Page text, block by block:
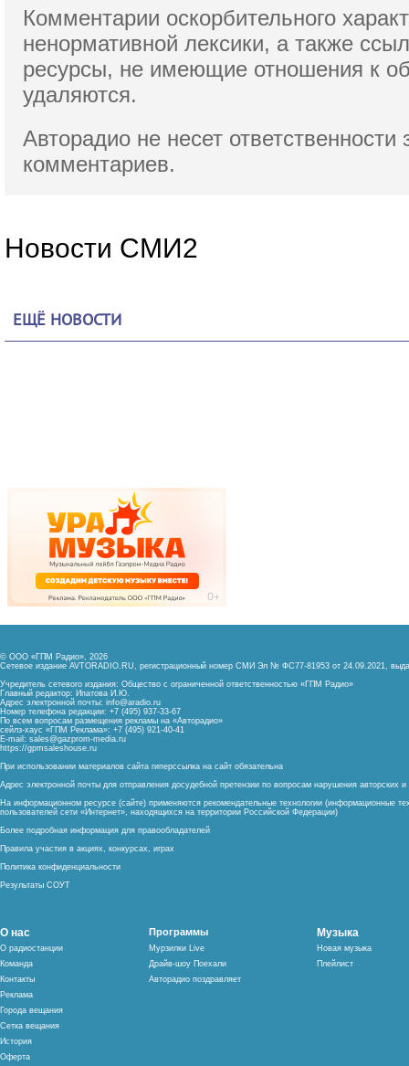
Комментарии оскорбительного
ненормативной лексики, а также
ресурсы, не имеющие отношения к
удаляются.
Авторадио не несет ответственности
комментариев.
Новости СМИ2
ЕЩЁ НОВОСТИ
© ООО «ГПМ Радио», 2026
Сетевое издание AVTORADIO.RU, регистрационный номер СМИ Эл № ФС77-81953 от 24.09.2021,
Учредитель сетевого издания: Общество с ограниченной ответственностью «ГПМ Радио»
Главный редактор: Ипатова И.Ю.
Адрес электронной почты: info@aradio.ru
Номер телефона редакции: +7 (495) 937-33-67
По всем вопросам размещения рекламы на «Авторадио»
сейлз-хаус «ГПМ Реклама»: +7 (495) 921-40-41
E-mail: sales@gazprom-media.ru
https://gpmsaleshouse.ru
При использовании материалов сайта гиперссылка на сайт обязательна
Адрес электронной почты для отправления досудебной претензии по вопросам нарушения авторских
На информационном ресурсе (сайте) применяются рекомендательные технологии (информационные
пользователей сети «Интернет», находящихся на территории Российской Федерации)
Более подробная информация для правообладателей
Правила участия в акциях, конкурсах, играх
Политика конфиденциальности
Результаты СОУТ
О нас
О радиостанции
Команда
Контакты
Реклама
Города вещания
Сетка вещания
История
Оферта
Программы
Мурзилки Live
Драйв-шоу Поехали
Авторадио поздравляет
Музыка
Новая музыка
Плейлист